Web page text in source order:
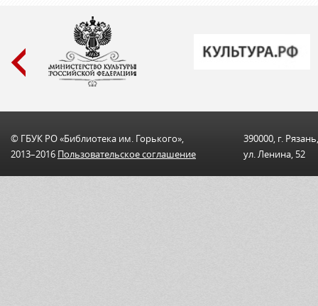
© ГБУК РО «Библиотека им. Горького»,
2013–2016 Пользовательскоe соглашениe
390000, г. Рязань,
ул. Ленина, 52